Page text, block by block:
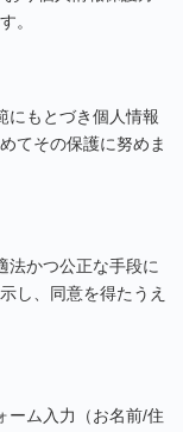
。
にもとづき個人情報
てその保護に努めま
法かつ公正な手段に
し、同意を得たうえ
ム入力（お名前/住